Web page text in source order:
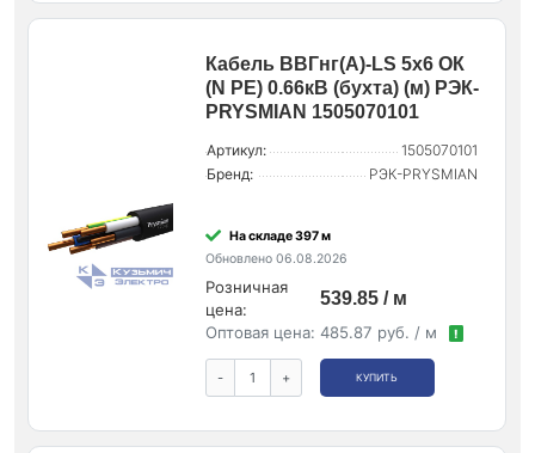
Кабель ВВГнг(А)-LS 5х6 ОК
(N PE) 0.66кВ (бухта) (м) РЭК-
PRYSMIAN 1505070101
Артикул:
1505070101
Бренд:
РЭК-PRYSMIAN
На складе 397 м
Обновлено 06.08.2026
Розничная
цена:
539.85 / м
Оптовая цена: 485.87 руб. / м !
- + КУПИТЬ